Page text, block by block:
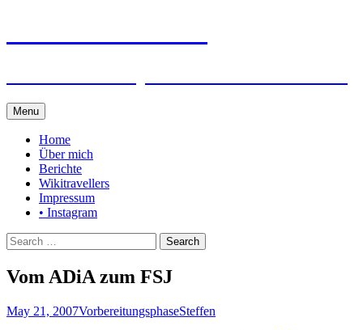
Menu Skip
to
content
Home
Über mich
Berichte
Wikitravellers
Impressum
• Instagram
Search
for:
Vom ADiA zum FSJ
May 21, 2007VorbereitungsphaseSteffen